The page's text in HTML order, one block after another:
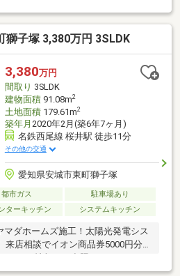
獅子塚 3,380万円 3SLDK
3,380万円
間取り 3SLDK
建物面積91.08m2
土地面積179.61m2
築年月 2020年2月(築6年7ヶ月)
名鉄西尾線 桜井駅 徒歩11分
その他の交通
愛知県安城市東町獅子塚
都市ガス
駐車場あり
ターキッチン システムキッチン
マダホームズ施工！太陽光発電シス